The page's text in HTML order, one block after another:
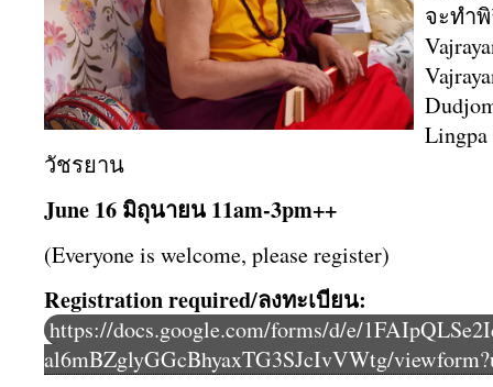
จะทำ
Lingpa
วัชรยาน
June 16 มิถุนายน 11am-3pm++
(Everyone is welcome, please register)
Registration required/ลงทะเบียน:
https://docs.google.com/forms/d/e/
al6mBZglyGGcBhyaxTG3SJcIvVWtg/